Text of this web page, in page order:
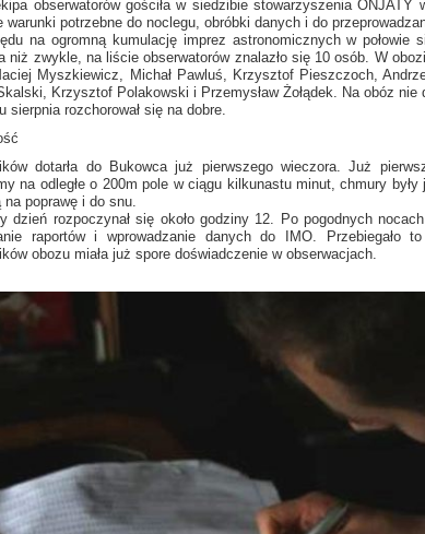
obserwatorów gościła w siedzibie stowarzyszenia ONJATY
warunki potrzebne do noclegu, obróbki danych i do
na ogromną kumulację imprez astronomicznych w połowie
niż zwykle, na liście obserwatorów znalazło się 10 osób. W
Myszkiewicz, Michał Pawluś, Krzysztof Pieszczoch,
Krzysztof Polakowski i Przemysław Żołądek. Na obóz
sierpnia rozchorował się na dobre.
dotarła do Bukowca już pierwszego wieczora. Już
na odległe o 200m pole w ciągu kilkunastu minut, chmury
na poprawę i do snu.
dzień rozpoczynał się około godziny 12. Po pogodnych nocach
raportów i wprowadzanie danych do IMO. Przebiegało
obozu miała już spore doświadczenie w obserwacjach.